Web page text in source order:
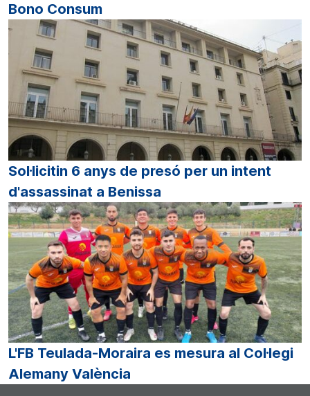
Bono Consum
Sol·licitin 6 anys de presó per un intent
d'assassinat a Benissa
L'FB Teulada-Moraira es mesura al Col·legi
Alemany València